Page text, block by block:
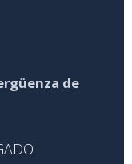
de